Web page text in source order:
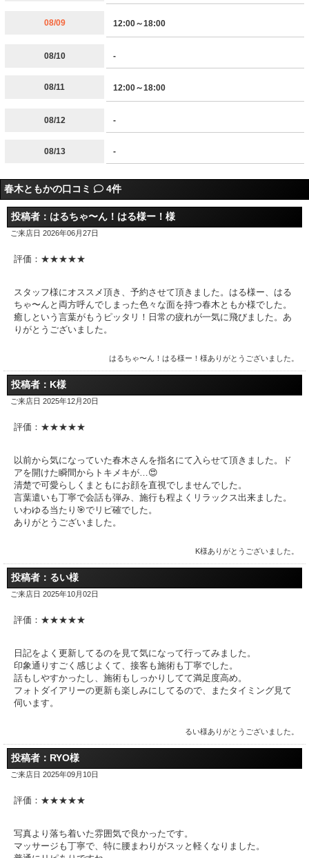
08/09 12:00～18:00
08/10 -
08/11 12:00～18:00
08/12 -
08/13 -
春木ともかの口コミ 4件
投稿者：はるちゃ〜ん！はる様ー！様
ご来店日 2026年06月27日
評価：★★★★★
スタッフ様にオススメ頂き、予約させて頂きました。はる様ー、はる
ちゃ〜んと両方呼んでしまった色々な面を持つ春木ともか様でした。
癒しという言葉がもうピッタリ！日常の疲れが一気に飛びました。あ
りがとうございました。
はるちゃ〜ん！はる様ー！様ありがとうございました。
投稿者：K様
ご来店日 2025年12月20日
評価：★★★★★
以前から気になっていた春木さんを指名にて入らせて頂きました。ド
アを開けた瞬間からトキメキが…😍
清楚で可愛らしくまともにお顔を直視でしませんでした。
言葉遣いも丁寧で会話も弾み、施行も程よくリラックス出来ました。
いわゆる当たり🎯でリピ確でした。
ありがとうございました。
K様ありがとうございました。
投稿者：るい様
ご来店日 2025年10月02日
評価：★★★★★
日記をよく更新してるのを見て気になって行ってみました。
印象通りすごく感じよくて、接客も施術も丁寧でした。
話もしやすかったし、施術もしっかりしてて満足度高め。
フォトダイアリーの更新も楽しみにしてるので、またタイミング見て
伺います。
るい様ありがとうございました。
投稿者：RYO様
ご来店日 2025年09月10日
評価：★★★★★
写真より落ち着いた雰囲気で良かったです。
マッサージも丁寧で、特に腰まわりがスッと軽くなりました。